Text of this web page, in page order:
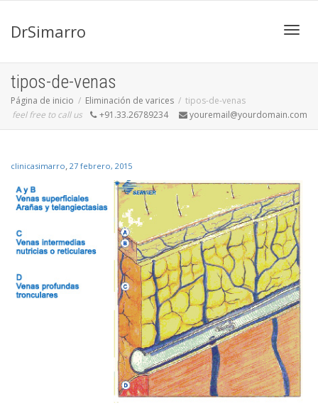
DrSimarro
tipos-de-venas
Página de inicio Eliminación de varices
tipos-de-venas
feel free to call us
+91.33.26789234 youremail@yourdomain.com
clinicasimarro, 27 febrero, 2015